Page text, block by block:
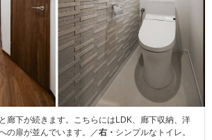
廊下が続きます。こちらにはLDK、廊下収納、洋
の扉が並んでいます。／右・ シンプルなトイレ。